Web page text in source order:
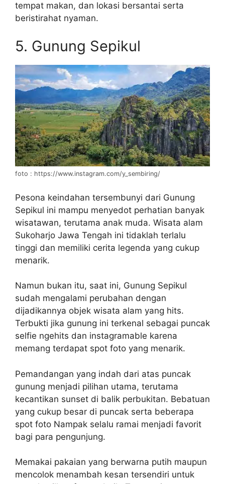
tempat makan, dan lokasi bersantai serta
beristirahat nyaman.
5. Gunung Sepikul
foto : https://www.instagram.com/y_sembiring/
Pesona keindahan tersembunyi dari Gunung
Sepikul ini mampu menyedot perhatian banyak
wisatawan, terutama anak muda. Wisata alam
Sukoharjo Jawa Tengah ini tidaklah terlalu
tinggi dan memiliki cerita legenda yang cukup
menarik.
Namun bukan itu, saat ini, Gunung Sepikul
sudah mengalami perubahan dengan
dijadikannya objek wisata alam yang hits.
Terbukti jika gunung ini terkenal sebagai puncak
selfie ngehits dan instagramable karena
memang terdapat spot foto yang menarik.
Pemandangan yang indah dari atas puncak
gunung menjadi pilihan utama, terutama
kecantikan sunset di balik perbukitan. Bebatuan
yang cukup besar di puncak serta beberapa
spot foto Nampak selalu ramai menjadi favorit
bagi para pengunjung.
Memakai pakaian yang berwarna putih maupun
mencolok menambah kesan tersendiri untuk